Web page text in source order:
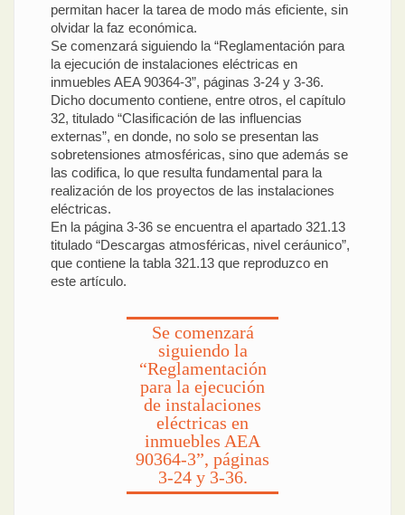
permitan hacer la tarea de modo más eficiente, sin
olvidar la faz económica.
Se comenzará siguiendo la “Reglamentación para
la ejecución de instalaciones eléctricas en
inmuebles AEA 90364-3”, páginas 3-24 y 3-36.
Dicho documento contiene, entre otros, el capítulo
32, titulado “Clasificación de las influencias
externas”, en donde, no solo se presentan las
sobretensiones atmosféricas, sino que además se
las codifica, lo que resulta fundamental para la
realización de los proyectos de las instalaciones
eléctricas.
En la página 3-36 se encuentra el apartado 321.13
titulado “Descargas atmosféricas, nivel ceráunico”,
que contiene la tabla 321.13 que reproduzco en
este artículo.
Se comenzará
siguiendo la
“Reglamentación
para la ejecución
de instalaciones
eléctricas en
inmuebles AEA
90364-3”, páginas
3-24 y 3-36.